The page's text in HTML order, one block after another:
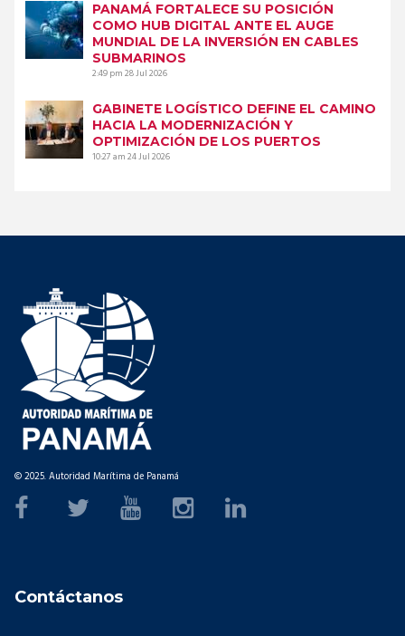
PANAMÁ FORTALECE SU POSICIÓN
COMO HUB DIGITAL ANTE EL AUGE
MUNDIAL DE LA INVERSIÓN EN CABLES
SUBMARINOS
2:49 pm28 Jul 2026
GABINETE LOGÍSTICO DEFINE EL CAMINO
HACIA LA MODERNIZACIÓN Y
OPTIMIZACIÓN DE LOS PUERTOS
10:27 am24 Jul 2026
© 2025. Autoridad Marítima de Panamá
Contáctanos